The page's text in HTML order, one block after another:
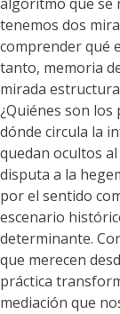
tenemos dos
comprender qué
tanto, memoria
mirada
¿Quiénes son los
dónde circula la
quedan ocultos
disputa a la
por el sentido
escenario
determinante.
que merecen
práctica
mediación que